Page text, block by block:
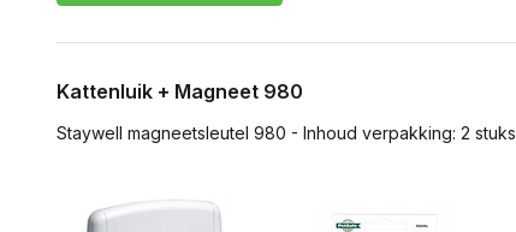
Kattenluik + Magneet 980
Staywell magneetsleutel 980 - Inhoud verpakking: 2 stuks